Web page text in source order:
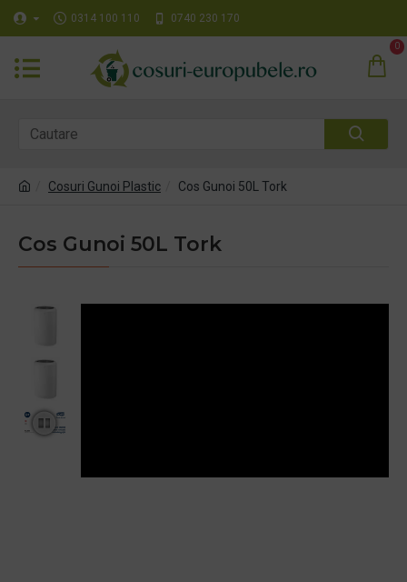
0314 100 110 0740 230 170
0
Cosuri Gunoi Plastic Cos Gunoi 50L Tork
Cos Gunoi 50L Tork